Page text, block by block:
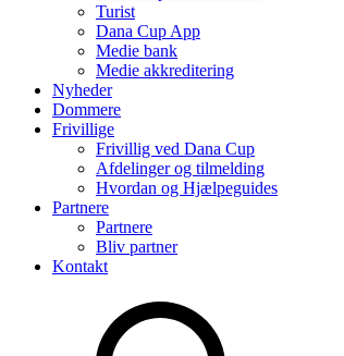
Turist
Dana Cup App
Medie bank
Medie akkreditering
Nyheder
Dommere
Frivillige
Frivillig ved Dana Cup
Afdelinger og tilmelding
Hvordan og Hjælpeguides
Partnere
Partnere
Bliv partner
Kontakt